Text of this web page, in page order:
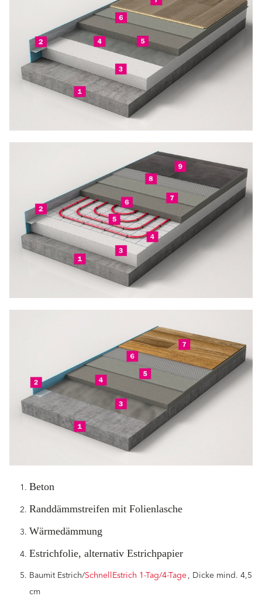
Beton
Randdämmstreifen mit Folienlasche
Wärmedämmung
Estrichfolie, alternativ Estrichpapier
Baumit Estrich/SchnellEstrich 1-Tag/4-Tage, Dicke mind. 4,5
cm